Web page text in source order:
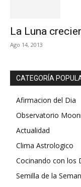
La Luna
Ago 14, 2013
CATEGORÍA
Afirmacion del Dia
Observatorio
Actualidad
Clima Astrologico
Cocinando con los
Semilla de la